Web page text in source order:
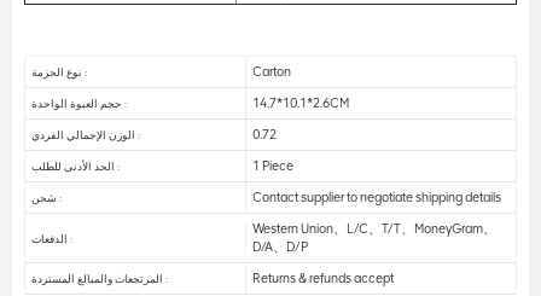
نوع الحزمة : Carton
حجم العبوة الواحدة : 14.7*10.1*2.6CM
الوزن الإجمالي الفردي : 0.72
الحد الأدنى للطلب : 1 Piece
شحن : Contact supplier to negotiate shipping details
الدفعات :
Western Union、L/C、T/T、MoneyGram、
D/A、D/P
المرتجعات والمبالغ المستردة : Returns & refunds accept